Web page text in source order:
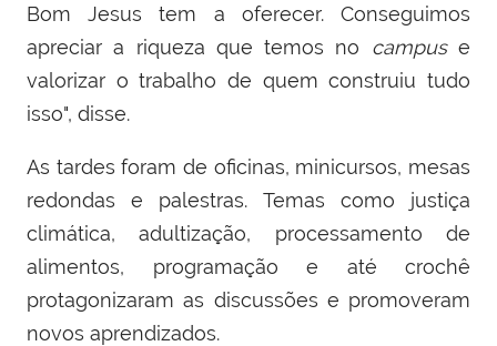
Bom Jesus tem a oferecer. Conseguimos
apreciar a riqueza que temos no campuse
valorizar o trabalho de quem construiu tudo
isso", disse.
As tardes foram de oficinas, minicursos, mesas
redondas e palestras. Temas como justiça
climática, adultização, processamento de
alimentos, programação e até crochê
protagonizaram as discussões e promoveram
novos aprendizados.